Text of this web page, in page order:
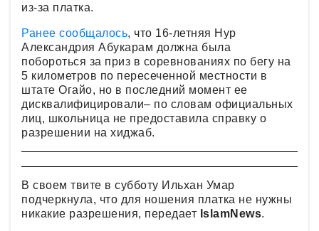
из-за платка.
Ранее сообщалось, что 16-летняя Нур
Александрия Абукарам должна была
побороться за приз в соревнованиях по бегу на
5 километров по пересеченной местности в
штате Огайо, но в последний момент ее
дисквалифицировали– по словам официальных
лиц, школьница не предоставила справку о
разрешении на хиджаб.
В своем твите в субботу Ильхан Умар
подчеркнула, что для ношения платка не нужны
никакие разрешения, передает IslamNews.